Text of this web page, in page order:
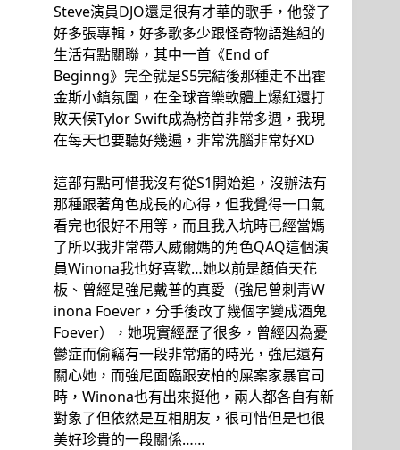
Steve演員DJO還是很有才華的歌手，他發了
好多張專輯，好多歌多少跟怪奇物語進組的
生活有點關聯，其中一首《End of
Beginng》完全就是S5完結後那種走不出霍
金斯小鎮氛圍，在全球音樂軟體上爆紅還打
敗天候Tylor Swift成為榜首非常多週，我現
在每天也要聽好幾遍，非常洗腦非常好XD
這部有點可惜我沒有從S1開始追，沒辦法有
那種跟著角色成長的心得，但我覺得一口氣
看完也很好不用等，而且我入坑時已經當媽
了所以我非常帶入威爾媽的角色QAQ這個演
員Winona我也好喜歡…她以前是顏值天花
板、曾經是強尼戴普的真愛（強尼曾刺青Ｗ
inona Foever，分手後改了幾個字變成酒鬼
Foever），她現實經歷了很多，曾經因為憂
鬱症而偷竊有一段非常痛的時光，強尼還有
關心她，而強尼面臨跟安柏的屎案家暴官司
時，Winona也有出來挺他，兩人都各自有新
對象了但依然是互相朋友，很可惜但是也很
美好珍貴的一段關係……